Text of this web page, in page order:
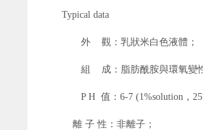
Typical data
外 觀：乳狀米白色液體；
組 成：脂肪酰胺與環氧變
PH 值：6-7(1%solution ，
離 子 性：非離子；